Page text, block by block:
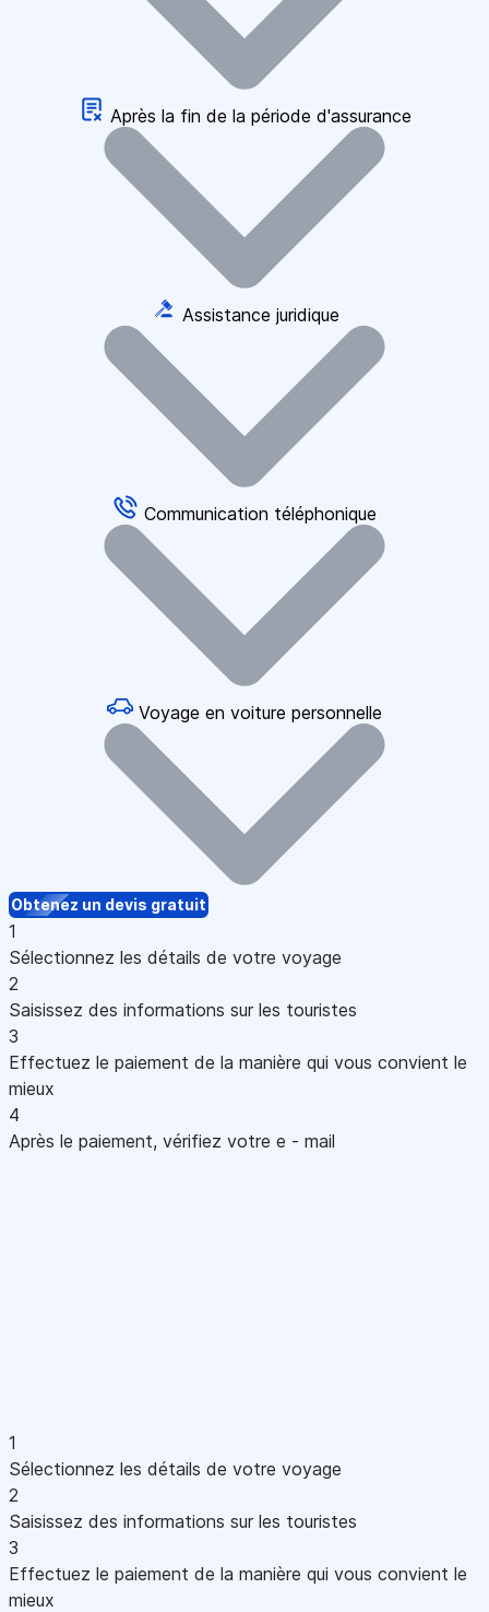
Après la fin de la période d'assurance
Assistance juridique
Communication téléphonique
Voyage en voiture personnelle
Obtenez un devis gratuit
1
Sélectionnez les détails de votre voyage
2
Saisissez des informations sur les touristes
3
Effectuez le paiement de la manière qui vous convient le
mieux
4
Après le paiement, vérifiez votre e - mail
1
Sélectionnez les détails de votre voyage
2
Saisissez des informations sur les touristes
3
Effectuez le paiement de la manière qui vous convient le
mieux